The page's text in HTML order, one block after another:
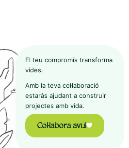
El teu compromís transforma
vides.
Amb la teva col·laboració
estaràs ajudant a construir
projectes amb vida.
Col·labora avui